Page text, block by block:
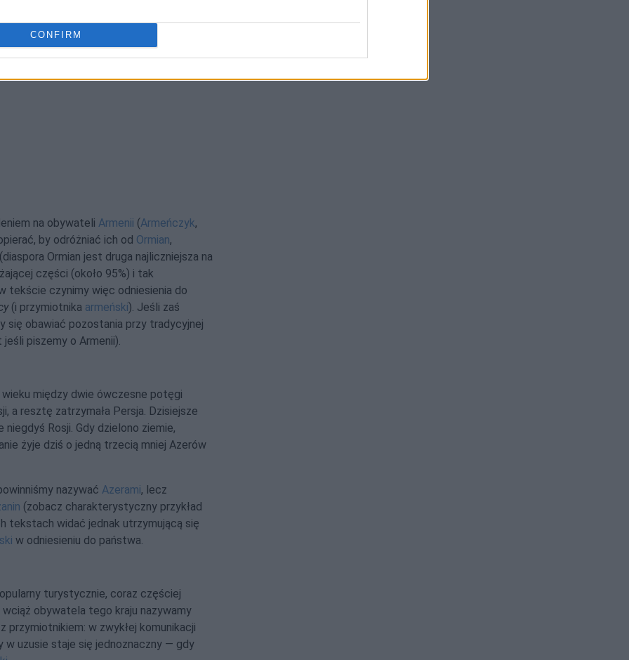
CONFIRM
,tadżycki).
Słownika poprawnej polszczyzny:
na obywateli Armenii (Armeńczyk,
by odróżniać ich od Ormian,
Ormian jest druga najliczniejsza na
części (około 95%) i tak
tekście czynimy więc odniesienia do
(i przymiotnika armeński). Jeśli zaś
się obawiać pozostania przy tradycyjnej
jeśli piszemy o Armenii).
między dwie ówczesne potęgi
a resztę zatrzymała Persja. Dzisiejsze
Rosji. Gdy dzielono ziemie,
żyje dziś o jedną trzecią mniej Azerów
nazywać Azerami, lecz
(zobacz charakterystyczny przykład
tekstach widać jednak utrzymującą się
w odniesieniu do państwa.
turystycznie, coraz częściej
wciąż obywatela tego kraju nazywamy
przymiotnikiem: w zwykłej komunikacji
w uzusie staje się jednoznaczny — gdy